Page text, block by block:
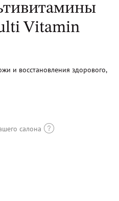
Vitamin
и восстановления здорового,
салона